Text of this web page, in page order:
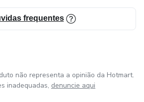
frequentes
não representa a opinião da Hotmart.
inadequadas, denuncie aqui